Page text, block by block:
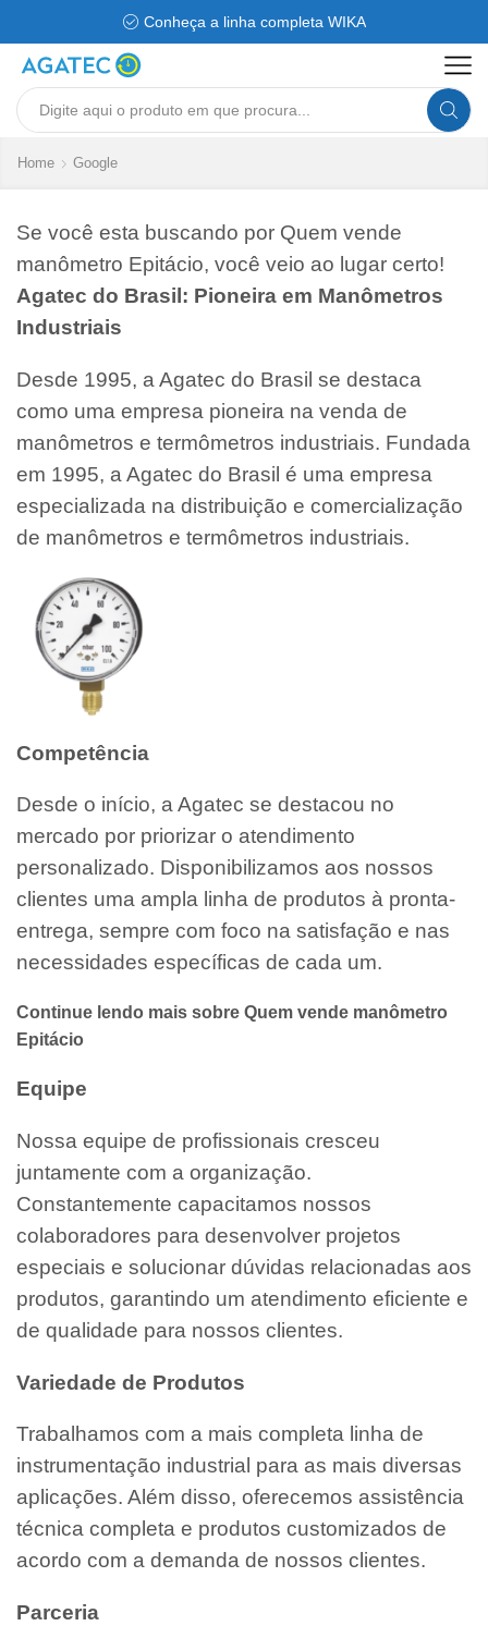
Conheça a linha completa WIKA
Search
Home Google
Se você esta buscando por Quem vende
manômetro Epitácio, você veio ao lugar certo!
Agatec do Brasil: Pioneira em Manômetros
Industriais
Desde 1995, a Agatec do Brasil se destaca
como uma empresa pioneira na venda de
manômetros e termômetros industriais. Fundada
em 1995, a Agatec do Brasil é uma empresa
especializada na distribuição e comercialização
de manômetros e termômetros industriais.
Competência
Desde o início, a Agatec se destacou no
mercado por priorizar o atendimento
personalizado. Disponibilizamos aos nossos
clientes uma ampla linha de produtos à pronta-
entrega, sempre com foco na satisfação e nas
necessidades específicas de cada um.
Continue lendo mais sobre Quem vende manômetro
Epitácio
Equipe
Nossa equipe de profissionais cresceu
juntamente com a organização.
Constantemente capacitamos nossos
colaboradores para desenvolver projetos
especiais e solucionar dúvidas relacionadas aos
produtos, garantindo um atendimento eficiente e
de qualidade para nossos clientes.
Variedade de Produtos
Trabalhamos com a mais completa linha de
instrumentação industrial para as mais diversas
aplicações. Além disso, oferecemos assistência
técnica completa e produtos customizados de
acordo com a demanda de nossos clientes.
Parceria